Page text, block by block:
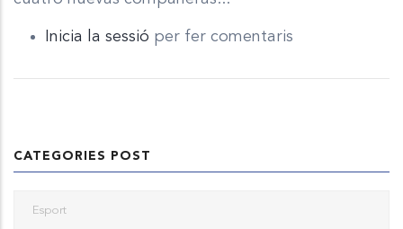
Inicia la sessió per fer comentaris
CATEGORIES POST
Esport